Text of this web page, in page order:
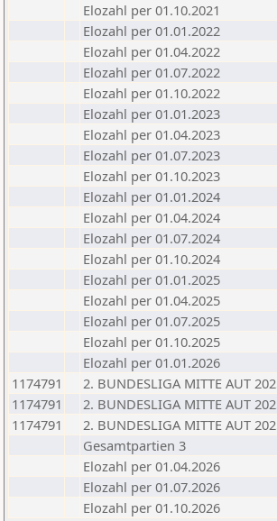
Elozahl per 01.10.2021
Elozahl per 01.01.2022
Elozahl per 01.04.2022
Elozahl per 01.07.2022
Elozahl per 01.10.2022
Elozahl per 01.01.2023
Elozahl per 01.04.2023
Elozahl per 01.07.2023
Elozahl per 01.10.2023
Elozahl per 01.01.2024
Elozahl per 01.04.2024
Elozahl per 01.07.2024
Elozahl per 01.10.2024
Elozahl per 01.01.2025
Elozahl per 01.04.2025
Elozahl per 01.07.2025
Elozahl per 01.10.2025
Elozahl per 01.01.2026
1174791
2. BUNDESLIGA MITTE AUT
1174791
2. BUNDESLIGA MITTE AUT
1174791
2. BUNDESLIGA MITTE AUT
Gesamtpartien 3
Elozahl per 01.04.2026
Elozahl per 01.07.2026
Elozahl per 01.10.2026